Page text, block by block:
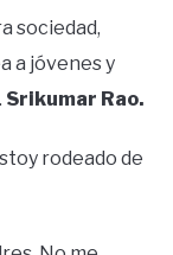
sociedad,
a jóvenes y
Srikumar Rao.
rodeado de